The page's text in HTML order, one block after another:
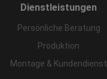
Dienstleistungen
Persönliche Beratung
Produktion
Montage & Kundendienst